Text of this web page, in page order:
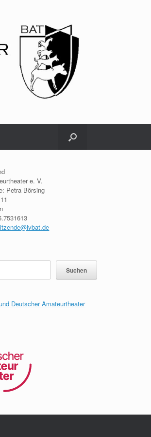
e. V.
Petra Börsing
Suchen
Deutscher Amateurtheater